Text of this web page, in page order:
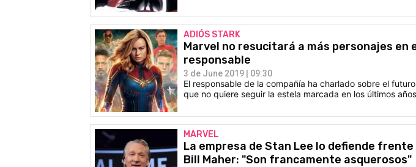
ADIÓS STARK
Marvel no resucitará a más personajes en
responsable
3 de June 2019 | 09:30
El responsable de la compañía ha charlado sobre el
que no quiere seguir la estela marcada en los últimos
MARVEL
La empresa de Stan Lee lo defiende
Bill Maher: "Son francamente asquerosos"